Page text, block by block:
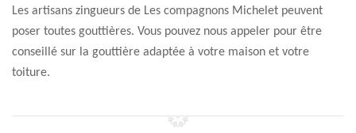
Les artisans zingueurs de Les compagnons Michelet peuvent
poser toutes gouttières. Vous pouvez nous appeler pour être
conseillé sur la gouttière adaptée à votre maison et votre
toiture.